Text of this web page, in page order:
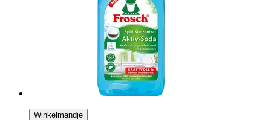
Winkelmandje